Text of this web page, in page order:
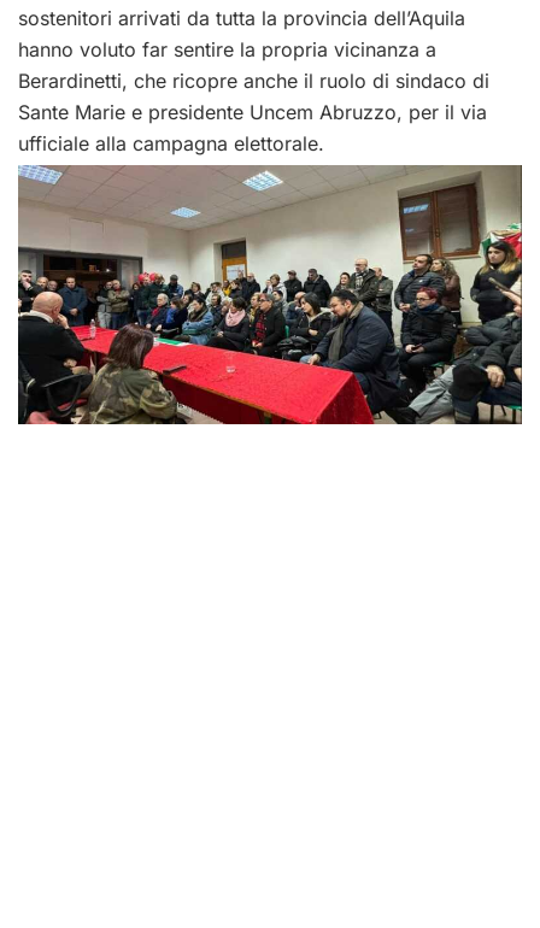
sostenitori arrivati da tutta la provincia dell’Aquila
hanno voluto far sentire la propria vicinanza a
Berardinetti, che ricopre anche il ruolo di sindaco di
Sante Marie e presidente Uncem Abruzzo, per il via
ufficiale alla campagna elettorale.